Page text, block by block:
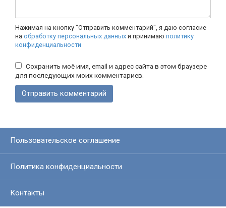
Нажимая на кнопку "Отправить комментарий", я даю согласие
на обработку персональных данных и принимаю политику
конфиденциальности
Сохранить моё имя, email и адрес сайта в этом браузере
для последующих моих комментариев.
Пользовательское соглашение
Политика конфиденциальности
Контакты